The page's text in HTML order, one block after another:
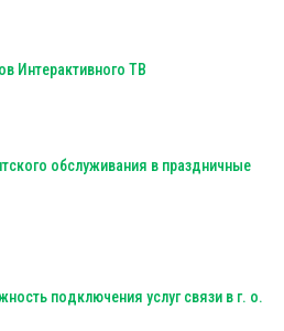
Интерактивного ТВ
обслуживания в праздничные
подключения услуг связи в г. о.